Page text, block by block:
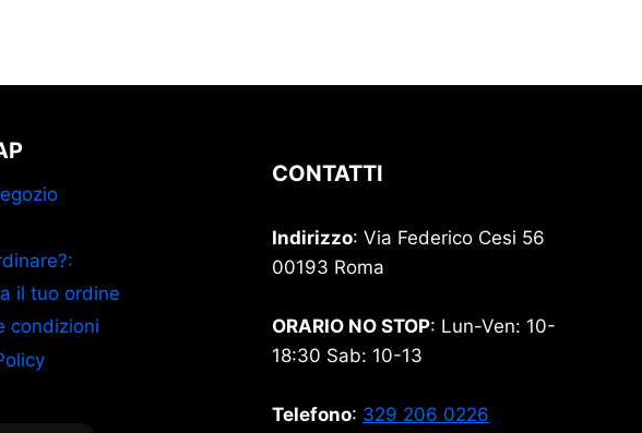
il tuo ordine
condizioni
CONTATTI
Indirizzo: Via Federico Cesi 56
00193 Roma
ORARIO NO STOP: Lun-Ven: 10-
18:30 Sab: 10-13
Telefono: 329 206 0226